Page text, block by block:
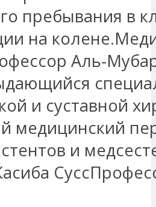
пребывания в
на
Аль-
и суставной
медицинский
и